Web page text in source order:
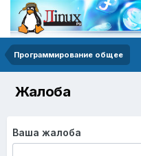
Программирование общее
Жалоба
Ваша жалоба